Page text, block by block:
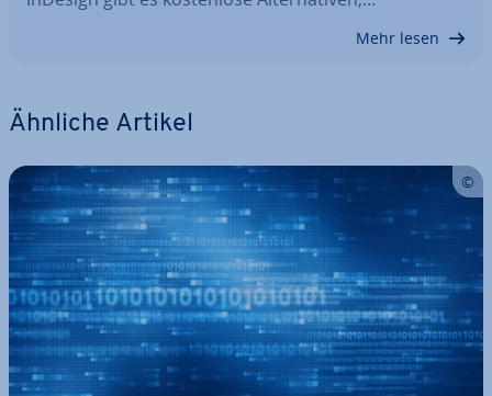
Mehr lesen
Ähnliche Artikel